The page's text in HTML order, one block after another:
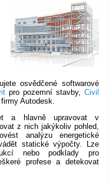
osvědčené softwarové
pro pozemní stavby, Civil
Autodesk.
a hlavně upravovat v
z nich jakýkoliv pohled,
analýzu energetické
statické výpočty. Lze
nebo podklady pro
profese a detekovat